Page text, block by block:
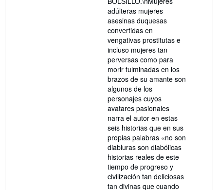
adúlteras mujeres
asesinas duquesas
convertidas en
vengativas prostitutas e
incluso mujeres tan
perversas como para
morir fulminadas en los
brazos de su amante son
algunos de los
personajes cuyos
avatares pasionales
narra el autor en estas
seis historias que en sus
propias palabras «no son
diabluras son diabólicas
historias reales de este
tiempo de progreso y
civilización tan deliciosas
tan divinas que cuando